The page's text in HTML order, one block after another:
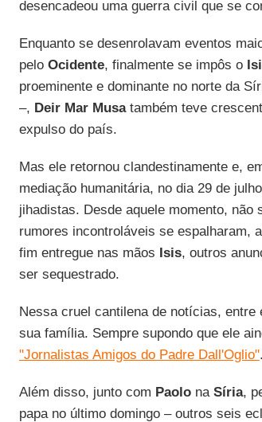
desencadeou uma guerra civil que se
Enquanto se desenrolavam eventos
pelo Ocidente, finalmente se impôs o
proeminente e dominante no norte da
–, Deir Mar Musatambém teve
expulso do país.
Mas ele retornou clandestinamente e,
mediação humanitária, no dia 29 de
jihadistas. Desde aquele momento,
rumores incontroláveis se espalharam,
fim entregue nas mãos Isis, outros
ser sequestrado.
Nessa cruel cantilena de notícias,
sua família. Sempre supondo que ele
"Jornalistas Amigos do Padre Dall'Oglio".
Além disso, junto com Paolona Síria,
papa no último domingo – outros seis